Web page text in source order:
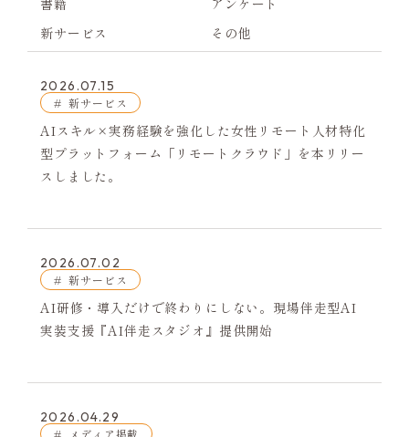
書籍
アンケート
新サービス
その他
2026.07.15
新サービス
AIスキル×実務経験を強化した女性リモート人材特化
型プラットフォーム「リモートクラウド」を本リリー
スしました。
2026.07.02
新サービス
AI研修・導入だけで終わりにしない。現場伴走型AI
実装支援『AI伴走スタジオ』提供開始
2026.04.29
メディア掲載